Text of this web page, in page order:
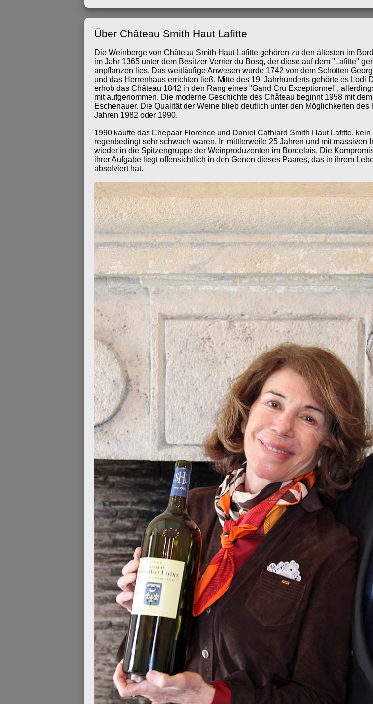
Über Château Smith Haut Lafitte
Die Weinberge von Château Smith Haut Lafitte gehören zu den ältesten im
im Jahr 1365 unter dem Besitzer Verrier du Bosq, der diese auf dem "Lafitte"
anpflanzen lies. Das weitläufige Anwesen wurde 1742 von dem Schotten
und das Herrenhaus errichten ließ. Mitte des 19. Jahrhunderts gehörte es Lodi
erhob das Château 1842 in den Rang eines "Gand Cru Exceptionnel",
mit aufgenommen. Die moderne Geschichte des Château beginnt 1958 mit
Eschenauer. Die Qualität der Weine blieb deutlich unter den Möglichkeiten
Jahren 1982 oder 1990.
1990 kaufte das Ehepaar Florence und Daniel Cathiard Smith Haut Lafitte,
regenbedingt sehr schwach waren. In mittlerweile 25 Jahren und mit
wieder in die Spitzengruppe der Weinproduzenten im Bordelais. Die
ihrer Aufgabe liegt offensichtlich in den Genen dieses Paares, das in ihrem
absolviert hat.